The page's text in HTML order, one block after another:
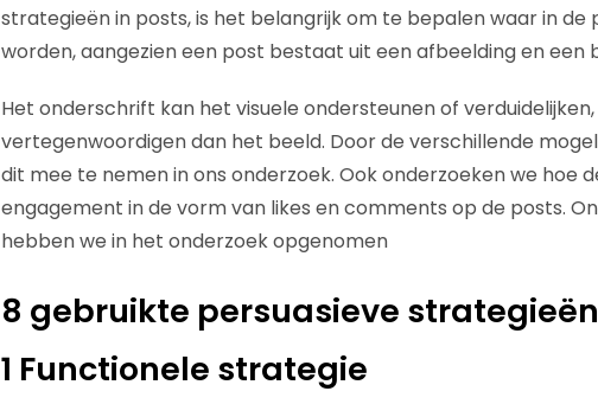
strategieën in posts, is het belangrijk om te bepalen waar in
worden, aangezien een post bestaat uit een afbeelding en een
Het onderschrift kan het visuele ondersteunen of
vertegenwoordigen dan het beeld. Door de verschillende
dit mee te nemen in ons onderzoek. Ook onderzoeken we hoe
engagement in de vorm van likes en comments op de posts.
hebben we in het onderzoek opgenomen
8 gebruikte persuasieve strategieën
1 Functionele strategie